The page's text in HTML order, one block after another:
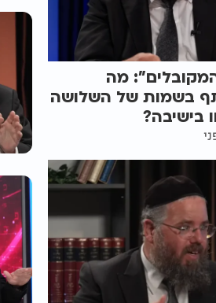
מה
בשמות של השלושה
בישיבה?